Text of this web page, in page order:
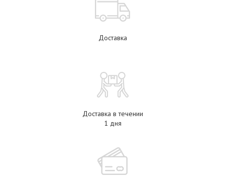
Доставка
Доставка в течении
1 дня